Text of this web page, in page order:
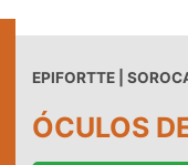
EPIFORTTE |
ÓCULOS